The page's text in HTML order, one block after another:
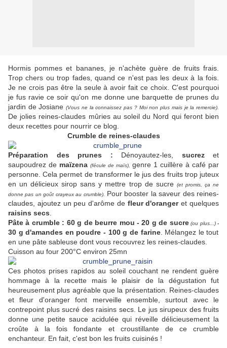
Hormis pommes et bananes, je n'achète guère de fruits frais.
Trop chers ou trop fades, quand ce n'est pas les deux à la fois.
Je ne crois pas être la seule à avoir fait ce choix. C'est pourquoi
je fus ravie ce soir qu'on me donne une barquette de prunes du
jardin de Josiane(Vous ne la connaissez pas ? Moi non plus mais je la remercie).
De jolies reines-claudes mûries au soleil du Nord qui feront bien
deux recettes pour nourrir ce blog.
Crumble de reines-claudes
Préparation des prunes : Dénoyautez-les, sucrezet
saupoudrez de maïzena (fécule de maïs),
genre 1 cuillère à café par
personne. Cela permet de transformer le jus des fruits trop juteux
en un délicieux sirop sans y mettre trop de sucre (et promis, ça ne
donne pas un goût crayeux au crumble).
Pour booster la saveur des reines-
claudes, ajoutez un peu d'arôme de fleur d'orangeret quelques
raisins secs
Pâte à crumble : 60 g de beurre mou - 20 g de sucre(ou plus...) -
30 g d'amandes en poudre - 100 g de farine. Mélangez le tout
en une pâte sableuse dont vous recouvrez les reines-claudes.
Cuisson au four 200°C environ 25mn
Ces photos prises rapidos au soleil couchant ne rendent guère
hommage à la recette mais le plaisir de la dégustation fut
heureusement plus agréable que la présentation. Reines-claudes
et fleur d'oranger font merveille ensemble, surtout avec le
contrepoint plus sucré des raisins secs. Le jus sirupeux des fruits
donne une petite sauce acidulée qui réveille délicieusement la
croûte à la fois fondante et croustillante de ce crumble
enchanteur. En fait, c'est bon les fruits cuisinés !